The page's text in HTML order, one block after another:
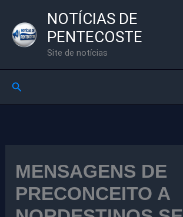
para
NOTÍCIAS DE
PENTECOSTE
Site de notícias
Pesquisar
MENSAGENS DE
PRECONCEITO A